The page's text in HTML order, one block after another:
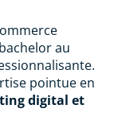
au
pointue en
digital et